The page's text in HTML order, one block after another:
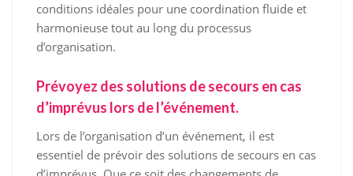
conditions idéales pour une coordination fluide et
harmonieuse tout au long du processus
d’organisation.
Prévoyez des solutions de secours en cas
d’imprévus lors de l’événement.
Lors de l’organisation d’un événement, il est
essentiel de prévoir des solutions de secours en cas